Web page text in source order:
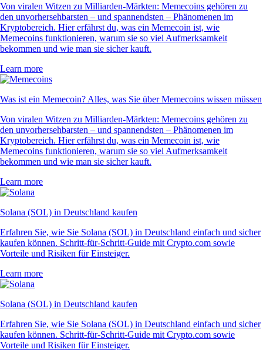
Von viralen Witzen zu Milliarden-Märkten: Memecoins gehören zu
den unvorhersehbarsten – und spannendsten – Phänomenen im
Kryptobereich. Hier erfährst du, was ein Memecoin ist, wie
Memecoins funktionieren, warum sie so viel Aufmerksamkeit
bekommen und wie man sie sicher kauft.
Learn more
Was ist ein Memecoin? Alles, was Sie über Memecoins wissen müssen
Von viralen Witzen zu Milliarden-Märkten: Memecoins gehören zu
den unvorhersehbarsten – und spannendsten – Phänomenen im
Kryptobereich. Hier erfährst du, was ein Memecoin ist, wie
Memecoins funktionieren, warum sie so viel Aufmerksamkeit
bekommen und wie man sie sicher kauft.
Learn more
Solana (SOL) in Deutschland kaufen
Erfahren Sie, wie Sie Solana (SOL) in Deutschland einfach und sicher
kaufen können. Schritt-für-Schritt-Guide mit Crypto.com sowie
Vorteile und Risiken für Einsteiger.
Learn more
Solana (SOL) in Deutschland kaufen
Erfahren Sie, wie Sie Solana (SOL) in Deutschland einfach und sicher
kaufen können. Schritt-für-Schritt-Guide mit Crypto.com sowie
Vorteile und Risiken für Einsteiger.